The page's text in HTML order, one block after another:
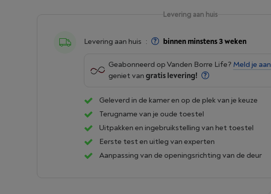
Levering aan huis
Levering aan huis : binnen minstens 3 weken
Geabonneerd op Vanden Borre Life? Meld je aan
geniet van gratis levering!
Geleverd in de kamer en op de plek van je keuze
Terugname van je oude toestel
Uitpakken en ingebruikstelling van het toestel
Eerste test en uitleg van experten
Aanpassing van de openingsrichting van de deur